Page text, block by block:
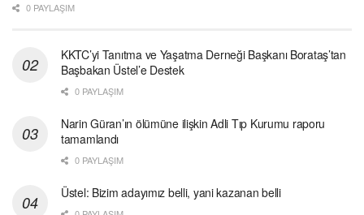
0 PAYLAŞIM
KKTC’yi Tanıtma ve Yaşatma Derneği Başkanı Borataş’tan
Başbakan Üstel’e Destek
0 PAYLAŞIM
Narin Güran’ın ölümüne ilişkin Adli Tıp Kurumu raporu
tamamlandı
0 PAYLAŞIM
Üstel: Bizim adayımız belli, yani kazanan belli